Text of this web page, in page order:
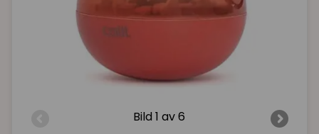
Bild1 av 6